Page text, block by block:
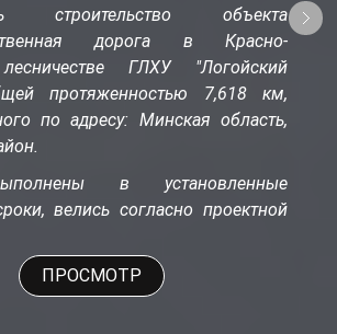
строительство объекта
дорога в Красно-
ГЛХУ "Логойский
протяженностью 7,618 км,
по адресу: Минская область,
в установленные
велись согласно проектной
документация по
работам оформлена
ПРОСМОТР